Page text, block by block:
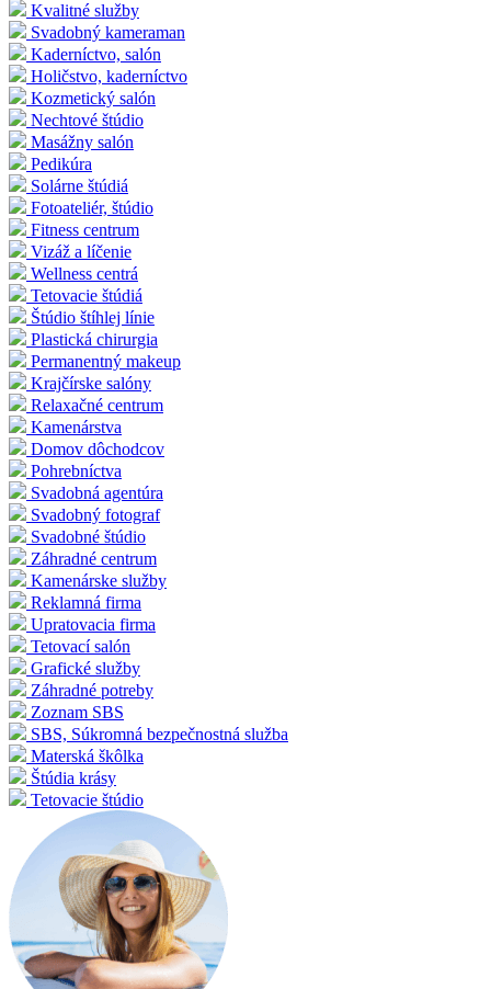
Kvalitné služby
Svadobný kameraman
Kaderníctvo, salón
Holičstvo, kaderníctvo
Kozmetický salón
Nechtové štúdio
Masážny salón
Pedikúra
Solárne štúdiá
Fotoateliér, štúdio
Fitness centrum
Vizáž a líčenie
Wellness centrá
Tetovacie štúdiá
Štúdio štíhlej línie
Plastická chirurgia
Permanentný makeup
Krajčírske salóny
Relaxačné centrum
Kamenárstva
Domov dôchodcov
Pohrebníctva
Svadobná agentúra
Svadobný fotograf
Svadobné štúdio
Záhradné centrum
Kamenárske služby
Reklamná firma
Upratovacia firma
Tetovací salón
Grafické služby
Záhradné potreby
Zoznam SBS
SBS, Súkromná bezpečnostná služba
Materská škôlka
Štúdia krásy
Tetovacie štúdio